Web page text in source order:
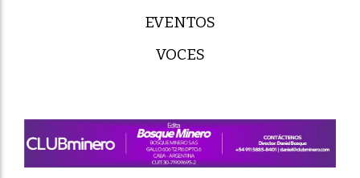
EVENTOS
VOCES